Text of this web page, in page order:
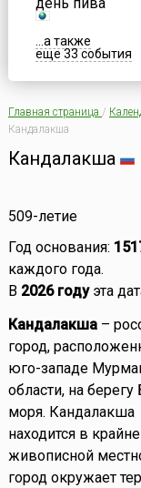
...а также
еще 33 события
Главная страница /
Кандалакша
Кандалакша
509-летие
Год основания:
каждого года.
В 2026 годуэта
Кандалакша–
город,
юго-западе
области, на берегу
моря. Кандалакша
находится в крайне
живописной
город окружает